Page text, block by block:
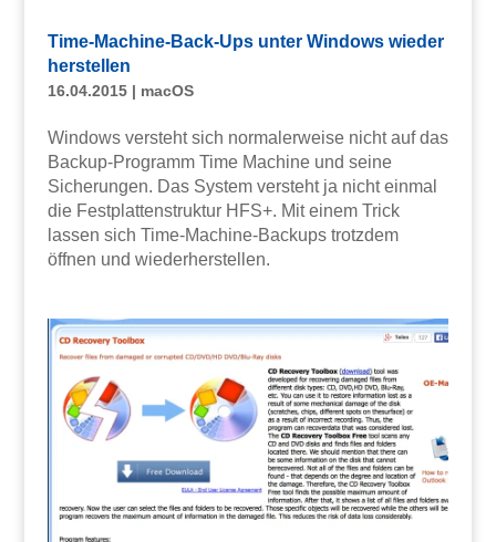
Time-Machine-Back-Ups unter Windows wieder
herstellen
16.04.2015| macOS
Windows versteht sich normalerweise nicht auf das
Backup-Programm Time Machine und seine
Sicherungen. Das System versteht ja nicht einmal
die Festplattenstruktur HFS+. Mit einem Trick
lassen sich Time-Machine-Backups trotzdem
öffnen und wiederherstellen.